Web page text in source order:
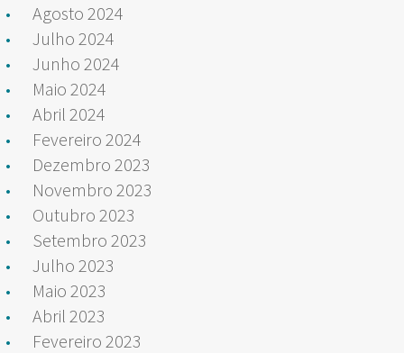
Agosto 2024
Julho 2024
Junho 2024
Maio 2024
Abril 2024
Fevereiro 2024
Dezembro 2023
Novembro 2023
Outubro 2023
Setembro 2023
Julho 2023
Maio 2023
Abril 2023
Fevereiro 2023